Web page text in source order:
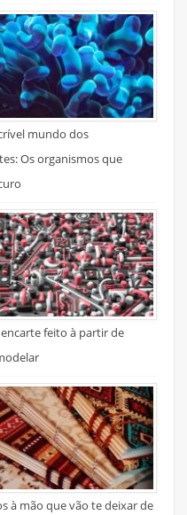
mundo dos
Os organismos que
feito à partir de
à mão que vão te deixar de